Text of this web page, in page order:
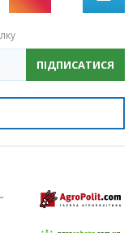
ПІДПИСАТИСЯ